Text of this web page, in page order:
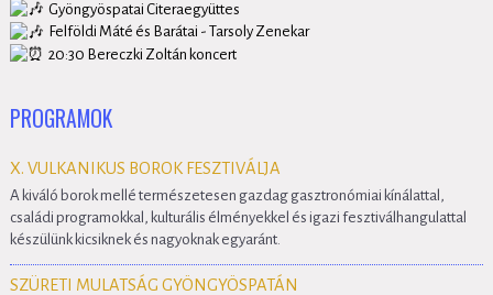
Gyöngyöspatai Citeraegyüttes
Felföldi Máté és Barátai - Tarsoly Zenekar
20:30 Bereczki Zoltán koncert
PROGRAMOK
X. VULKANIKUS BOROK FESZTIVÁLJA
A kiváló borok mellé természetesen gazdag gasztronómiai kínálattal,
családi programokkal, kulturális élményekkel és igazi fesztiválhangulattal
készülünk kicsiknek és nagyoknak egyaránt.
SZÜRETI MULATSÁG GYÖNGYÖSPATÁN